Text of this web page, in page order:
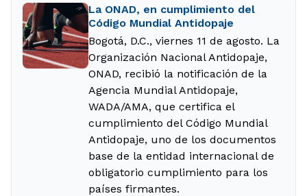
La ONAD, en cumplimiento del
Código Mundial Antidopaje
Bogotá, D.C., viernes 11 de agosto. La
Organización Nacional Antidopaje,
ONAD, recibió la notificación de la
Agencia Mundial Antidopaje,
WADA/AMA, que certifica el
cumplimiento del Código Mundial
Antidopaje, uno de los documentos
base de la entidad internacional de
obligatorio cumplimiento para los
países firmantes.